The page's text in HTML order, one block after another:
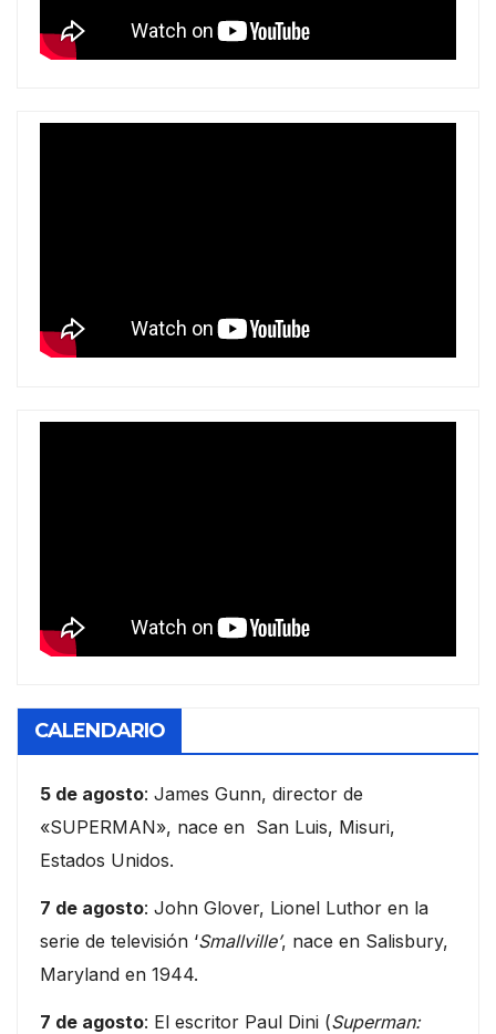
CALENDARIO
5 de agosto: James Gunn, director de
«SUPERMAN», nace en San Luis, Misuri,
Estados Unidos.
7 de agosto: John Glover, Lionel Luthor en la
serie de televisión ‘Smallville’, nace en Salisbury,
Maryland en 1944.
7 de agosto: El escritor Paul Dini (Superman: